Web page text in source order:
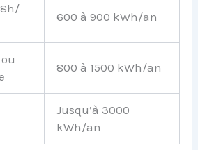
600 à 900 kWh/an
800 à 1500 kWh/an
Jusqu’à 3000
kWh/an